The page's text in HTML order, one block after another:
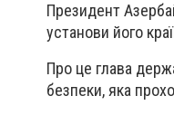
Президент
установи його
Про це глава
безпеки, яка